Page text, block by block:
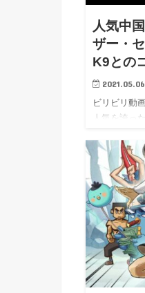
人気中
ザー・
K9との
2021.05.06
ビリビリ動
人気を誇っ